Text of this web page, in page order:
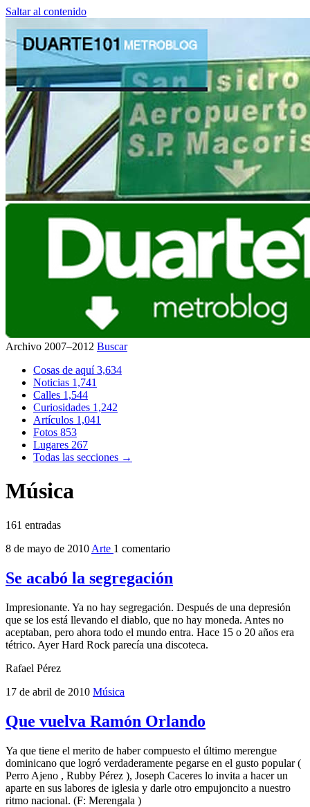
Saltar al contenido
Archivo 2007–2012 Buscar
Cosas de aquí3,634
Noticias 1,741
Calles 1,544
Curiosidades 1,242
Artículos 1,041
Fotos 853
Lugares 267
Todas las secciones →
Música
161 entradas
8 de mayo de 2010 Arte 1 comentario
Se acabó la segregación
Impresionante. Ya no hay segregación. Después de una depresión
que se los está llevando el diablo, que no hay moneda. Antes no
aceptaban, pero ahora todo el mundo entra. Hace 15 o 20 años era
tétrico. Ayer Hard Rock parecía una discoteca.
Rafael Pérez
17 de abril de 2010 Música
Que vuelva Ramón Orlando
Ya que tiene el merito de haber compuesto el último merengue
dominicano que logró verdaderamente pegarse en el gusto popular (
Perro Ajeno , Rubby Pérez ), Joseph Caceres lo invita a hacer un
aparte en sus labores de iglesia y darle otro empujoncito a nuestro
ritmo nacional. (F: Merengala )